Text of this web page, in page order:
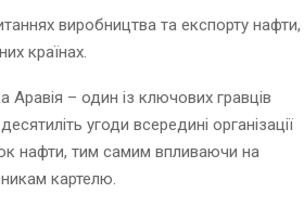
виробництва та експорту нафти,
країнах.
– один із ключових гравців
угоди всередині організації
нафти, тим самим впливаючи на
картелю.